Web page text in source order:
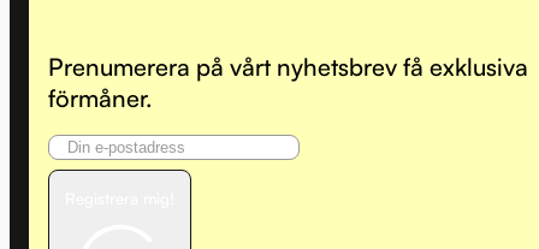
Prenumerera på vårt nyhetsbrev få exklusiva
förmåner.